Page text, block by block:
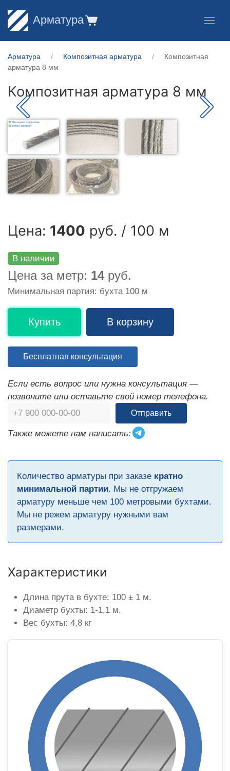
Арматура
Арматура Композитная арматура
Композитная
арматура 8 мм
Композитная арматура 8 мм
Цена: 1400 руб. / 100 м
В наличии
Цена за метр: 14руб.
Минимальная партия: бухта 100 м
Купить В корзину
Бесплатная консультация
Если есть вопрос или нужна консультация —
позвоните или оставьте свой номер телефона.
Отправить
Также можете нам написать:
Количество арматуры при заказе кратно
минимальной партии. Мы не отгружаем
арматуру меньше чем 100 метровыми бухтами.
Мы не режем арматуру нужными вам
размерами.
Характеристики
Длина прута в бухте: 100 ± 1 м.
Диаметр бухты: 1-1,1 м.
Вес бухты: 4,8 кг